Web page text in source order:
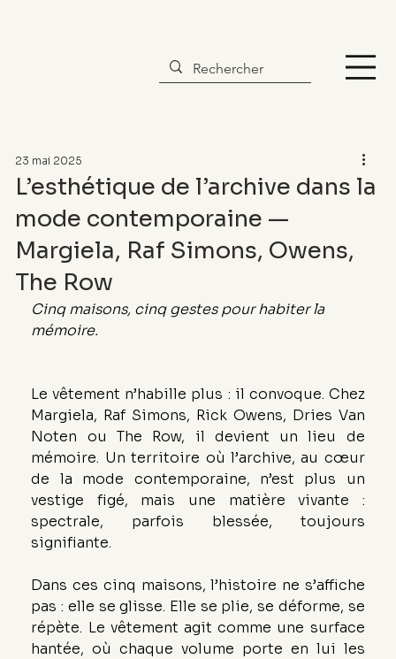
L’esthétique de l’archive dans la
mode contemporaine —
Margiela, Raf Simons, Owens,
The Row
23 mai 2025
Cinq maisons, cinq gestes pour habiter la
mémoire.
Le vêtement n’habille plus : il convoque. Chez
Margiela, Raf Simons, Rick Owens, Dries Van
Noten ou The Row, il devient un lieu de
mémoire. Un territoire où l’archive, au cœur
de la mode contemporaine, n’est plus un
vestige figé, mais une matière vivante :
spectrale, parfois blessée, toujours
signifiante.
Dans ces cinq maisons, l’histoire ne s’affiche
pas : elle se glisse. Elle se plie, se déforme, se
répète. Le vêtement agit comme une surface
hantée, où chaque volume porte en lui les